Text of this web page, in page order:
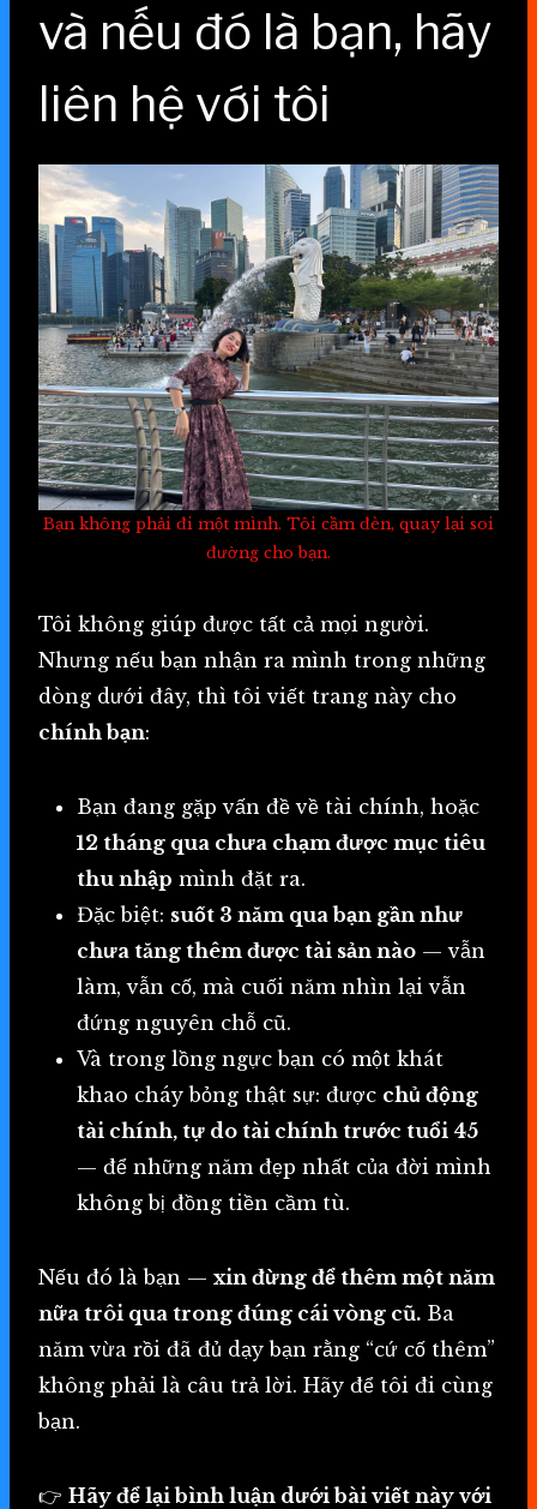
và nếu đó là bạn, hãy
liên hệ với tôi
Bạn không phải đi một mình. Tôi cầm đèn, quay lại soi
đường cho bạn.
Tôi không giúp được tất cả mọi người.
Nhưng nếu bạn nhận ra mình trong những
dòng dưới đây, thì tôi viết trang này cho
chính bạn:
Bạn đang gặp vấn đề về tài chính, hoặc
12 tháng qua chưa chạm được mục tiêu
thu nhập mình đặt ra.
Đặc biệt: suốt 3 năm qua bạn gần như
chưa tăng thêm được tài sản nào — vẫn
làm, vẫn cố, mà cuối năm nhìn lại vẫn
đứng nguyên chỗ cũ.
Và trong lồng ngực bạn có một khát
khao cháy bỏng thật sự: được chủ động
tài chính, tự do tài chính trước tuổi 45
— để những năm đẹp nhất của đời mình
không bị đồng tiền cầm tù.
Nếu đó là bạn — xin đừng để thêm một năm
nữa trôi qua trong đúng cái vòng cũ. Ba
năm vừa rồi đã đủ dạy bạn rằng “cứ cố thêm”
không phải là câu trả lời. Hãy để tôi đi cùng
bạn.
👉 Hãy để lại bình luận dưới bài viết này với